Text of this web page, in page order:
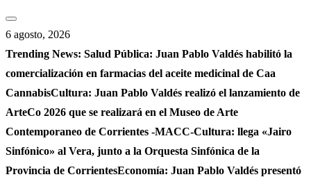
Saltar
al
contenido
6 agosto, 2026
Trending News: Salud Pública: Juan Pablo Valdés habilitó la
comercialización en farmacias del aceite medicinal de Caa
CannabisCultura: Juan Pablo Valdés realizó el lanzamiento de
ArteCo 2026 que se realizará en el Museo de Arte
Contemporaneo de Corrientes -MACC-Cultura: llega «Jairo
Sinfónico» al Vera, junto a la Orquesta Sinfónica de la
Provincia de CorrientesEconomía: Juan Pablo Valdés presentó